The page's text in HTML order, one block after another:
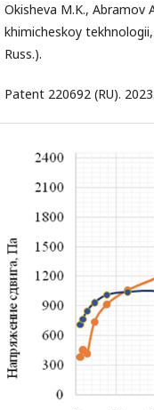
Okisheva M.K., Abramov
khimicheskoy
Russ.).
Patent 220692 (RU).